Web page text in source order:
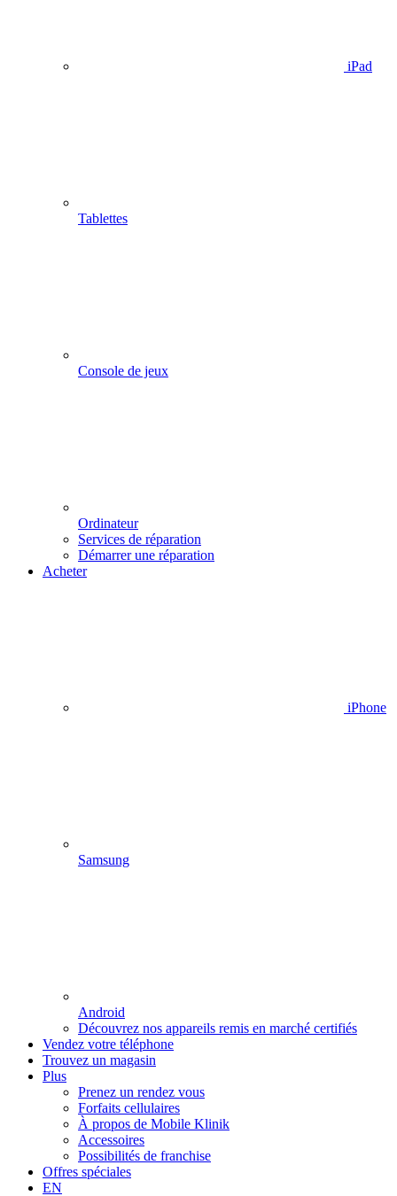
iPad
Tablettes
Console de jeux
Ordinateur
Services de réparation
Démarrer une réparation
Acheter
iPhone
Samsung
Android
Découvrez nos appareils remis en marché certifiés
Vendez votre téléphone
Trouvez un magasin
Plus
Prenez un rendez vous
Forfaits cellulaires
À propos de Mobile Klinik
Accessoires
Possibilités de franchise
Offres spéciales
EN